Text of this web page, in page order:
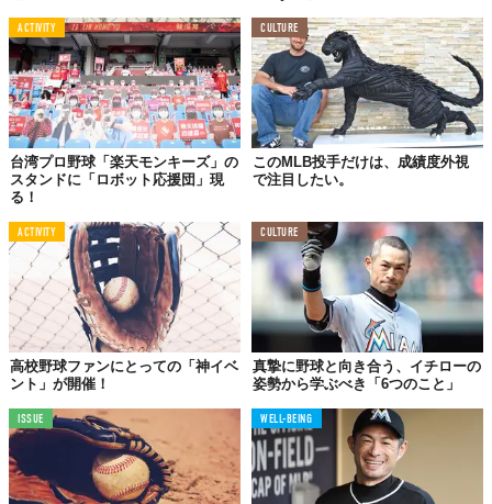
ACTIVITY
台湾プロ野球「楽天モンキーズ」の
スタンドに「ロボット応援団」現
る！
CULTURE
このMLB投手だけは、成績度外視
で注目したい。
ACTIVITY
高校野球ファンにとっての「神イベ
ント」が開催！
CULTURE
真摯に野球と向き合う、イチローの
姿勢から学ぶべき「6つのこと」
ISSUE WELL-BEING